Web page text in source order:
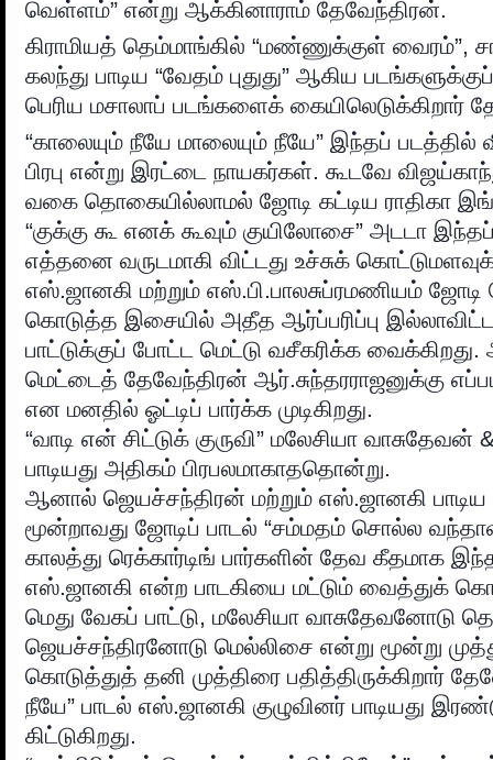
வெள்ளம்” என்று ஆக்கினாராம் தேவேந்திரன்.
கிராமியத் தெம்மாங்கில் “மண்ணுக்குள் வைரம்”,
கலந்து பாடிய “வேதம் புதுது” ஆகிய
பெரிய மசாலாப் படங்களைக் கையிலெடுக்கிறார்
“காலையும் நீயே மாலையும் நீயே” இந்தப் படத்தில்
பிரபு என்று இரட்டை நாயகர்கள். கூடவே
வகை தொகையில்லாமல் ஜோடி கட்டிய ராதிகா
“குக்கு கூ எனக் கூவும் குயிலோசை” அடடா
எத்தனை வருடமாகி விட்டது உச்சுக்
எஸ்.ஜானகி மற்றும் எஸ்.பி.பாலசுப்ரமணியம் ஜோடி
கொடுத்த இசையில் அதீத ஆர்ப்பரிப்பு
பாட்டுக்குப் போட்ட மெட்டு வசீகரிக்க
மெட்டைத் தேவேந்திரன் ஆர்.சுந்தரராஜனுக்கு
என மனதில் ஓட்டிப் பார்க்க முடிகிறது.
“வாடி என் சிட்டுக் குருவி” மலேசியா வாசுதேவன்
பாடியது அதிகம் பிரபலமாகாததொன்று.
ஆனால் ஜெயச்சந்திரன் மற்றும் எஸ்.ஜானகி
மூன்றாவது ஜோடிப் பாடல் “சம்மதம் சொல்ல
காலத்து ரெக்கார்டிங் பார்களின் தேவ கீதமாக
எஸ்.ஜானகி என்ற பாடகியை மட்டும் வைத்துக்
மெது வேகப் பாட்டு, மலேசியா வாசுதேவனோடு
ஜெயச்சந்திரனோடு மெல்லிசை என்று மூன்று
கொடுத்துத் தனி முத்திரை பதித்திருக்கிறார்
நீயே” பாடல் எஸ்.ஜானகி குழுவினர் பாடியது
கிட்டுகிறது.